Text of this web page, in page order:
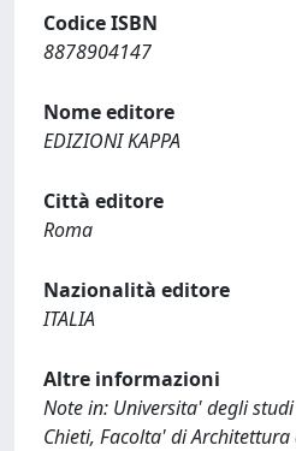
Codice ISBN
8878904147
Nome editore
EDIZIONI KAPPA
Città editore
Roma
Nazionalità editore
ITALIA
Altre informazioni
Note in: Universita' degli
Chieti, Facolta' di